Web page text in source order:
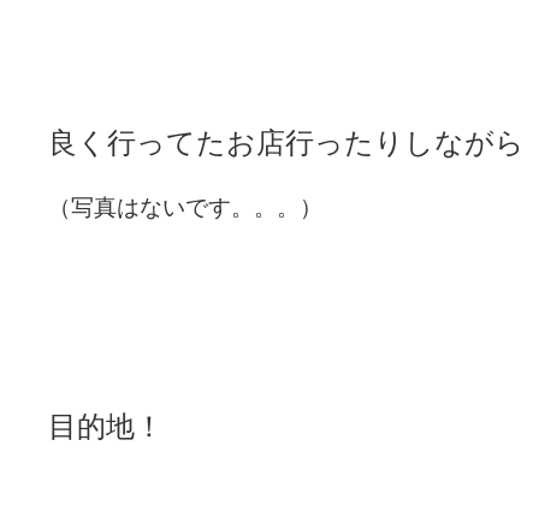
良く行ってたお店行ったりしながら
（写真はないです。。。）
目的地！